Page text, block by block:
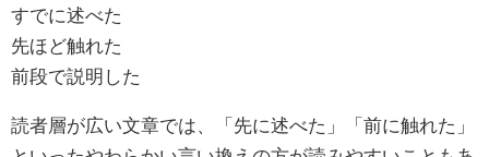
すでに述べた
先ほど触れた
前段で説明した
読者層が広い文章では、「先に述べた」「前に触れた」